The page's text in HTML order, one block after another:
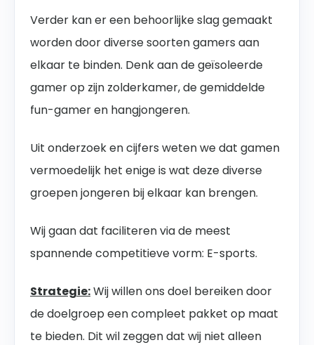
Verder kan er een behoorlijke slag gemaakt
worden door diverse soorten gamers aan
elkaar te binden. Denk aan de geïsoleerde
gamer op zijn zolderkamer, de gemiddelde
fun-gamer en hangjongeren.
Uit onderzoek en cijfers weten we dat gamen
vermoedelijk het enige is wat deze diverse
groepen jongeren bij elkaar kan brengen.
Wij gaan dat faciliteren via de meest
spannende competitieve vorm: E-sports.
Strategie:Wij willen ons doel bereiken door
de doelgroep een compleet pakket op maat
te bieden. Dit wil zeggen dat wij niet alleen